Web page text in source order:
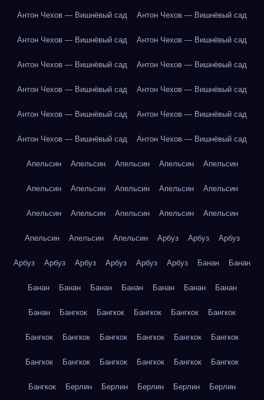
Антон Чехов — Вишнёвый сад Антон Чехов — Вишнёвый сад
Антон Чехов — Вишнёвый сад Антон Чехов — Вишнёвый сад
Антон Чехов — Вишнёвый сад Антон Чехов — Вишнёвый сад
Антон Чехов — Вишнёвый сад Антон Чехов — Вишнёвый сад
Антон Чехов — Вишнёвый сад Антон Чехов — Вишнёвый сад
Антон Чехов — Вишнёвый сад Антон Чехов — Вишнёвый сад
Апельсин Апельсин Апельсин Апельсин Апельсин
Апельсин Апельсин Апельсин Апельсин Апельсин
Апельсин Апельсин Апельсин Апельсин Апельсин
Апельсин Апельсин Апельсин Арбуз Арбуз Арбуз
Арбуз Арбуз Арбуз Арбуз Арбуз Арбуз Банан Банан
Банан Банан Банан Банан Банан Банан Банан
Банан Бангкок Бангкок Бангкок Бангкок Бангкок
Бангкок Бангкок Бангкок Бангкок Бангкок Бангкок
Бангкок Бангкок Бангкок Бангкок Бангкок Бангкок
Бангкок Берлин Берлин Берлин Берлин Берлин